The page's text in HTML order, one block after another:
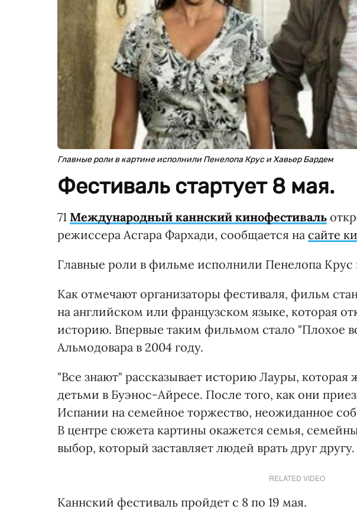
Главные роли в картине исполнили Пенелопа Крус и Хавьер Бардем
Фестиваль стартует 8 мая.
71 Международный каннский кинофестиваль
режиссера Асгара Фархади, сообщается на сайте
Главные роли в фильме исполнили Пенелопа Крус
Как отмечают организаторы фестиваля, фильм
на английском или французском языке, которая
историю. Впервые таким фильмом стало "Плохое
Альмодовара в 2004 году.
"Все знают" рассказывает историю Лауры,
детьми в Буэнос-Айресе. После того, как они
Испании на семейное торжество, неожиданное
В центре сюжета картины окажется семья,
выбор, который заставляет людей врать друг другу.
RELATED VIDEO
Каннский фестиваль пройдет с 8 по 19 мая.